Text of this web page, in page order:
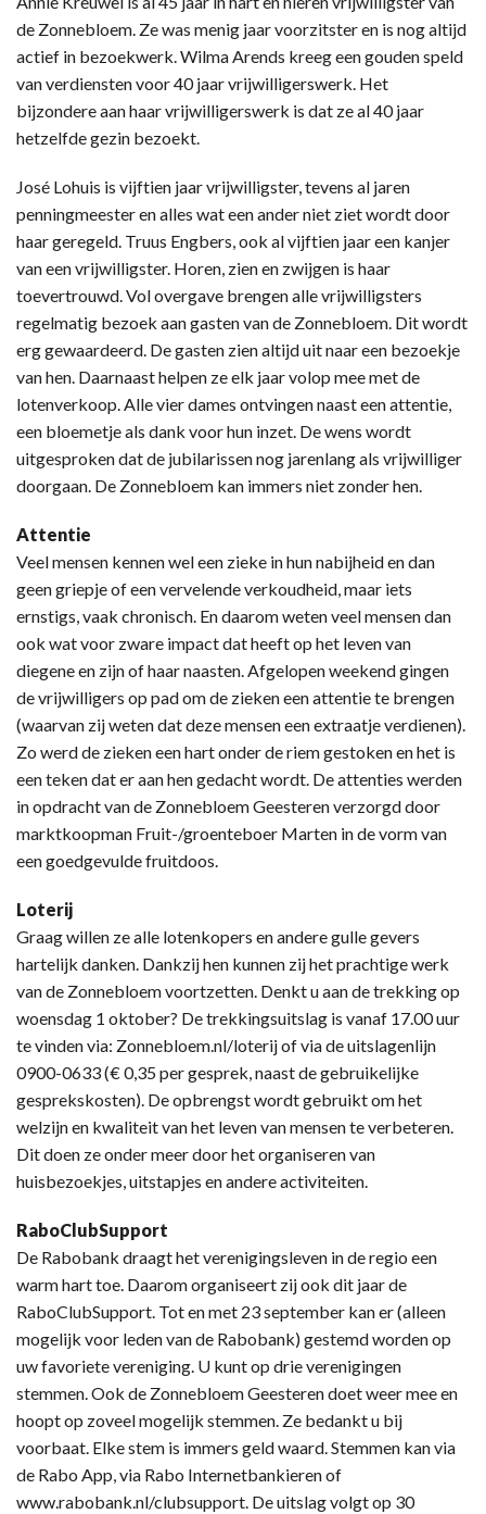
de Zonnebloem. Ze was menig jaar voorzitster en is nog altijd
actief in bezoekwerk. Wilma Arends kreeg een gouden speld
van verdiensten voor 40 jaar vrijwilligerswerk. Het
bijzondere aan haar vrijwilligerswerk is dat ze al 40 jaar
hetzelfde gezin bezoekt.
José Lohuis is vijftien jaar vrijwilligster, tevens al jaren
penningmeester en alles wat een ander niet ziet wordt door
haar geregeld. Truus Engbers, ook al vijftien jaar een kanjer
van een vrijwilligster. Horen, zien en zwijgen is haar
toevertrouwd. Vol overgave brengen alle vrijwilligsters
regelmatig bezoek aan gasten van de Zonnebloem. Dit wordt
erg gewaardeerd. De gasten zien altijd uit naar een bezoekje
van hen. Daarnaast helpen ze elk jaar volop mee met de
lotenverkoop. Alle vier dames ontvingen naast een attentie,
een bloemetje als dank voor hun inzet. De wens wordt
uitgesproken dat de jubilarissen nog jarenlang als vrijwilliger
doorgaan. De Zonnebloem kan immers niet zonder hen.
Attentie
Veel mensen kennen wel een zieke in hun nabijheid en dan
geen griepje of een vervelende verkoudheid, maar iets
ernstigs, vaak chronisch. En daarom weten veel mensen dan
ook wat voor zware impact dat heeft op het leven van
diegene en zijn of haar naasten. Afgelopen weekend gingen
de vrijwilligers op pad om de zieken een attentie te brengen
(waarvan zij weten dat deze mensen een extraatje verdienen).
Zo werd de zieken een hart onder de riem gestoken en het is
een teken dat er aan hen gedacht wordt. De attenties werden
in opdracht van de Zonnebloem Geesteren verzorgd door
marktkoopman Fruit-/groenteboer Marten in de vorm van
een goedgevulde fruitdoos.
Loterij
Graag willen ze alle lotenkopers en andere gulle gevers
hartelijk danken. Dankzij hen kunnen zij het prachtige werk
van de Zonnebloem voortzetten. Denkt u aan de trekking op
woensdag 1 oktober? De trekkingsuitslag is vanaf 17.00 uur
te vinden via: Zonnebloem.nl/loterij of via de uitslagenlijn
0900-0633 (€ 0,35 per gesprek, naast de gebruikelijke
gesprekskosten). De opbrengst wordt gebruikt om het
welzijn en kwaliteit van het leven van mensen te verbeteren.
Dit doen ze onder meer door het organiseren van
huisbezoekjes, uitstapjes en andere activiteiten.
RaboClubSupport
De Rabobank draagt het verenigingsleven in de regio een
warm hart toe. Daarom organiseert zij ook dit jaar de
RaboClubSupport. Tot en met 23 september kan er (alleen
mogelijk voor leden van de Rabobank) gestemd worden op
uw favoriete vereniging. U kunt op drie verenigingen
stemmen. Ook de Zonnebloem Geesteren doet weer mee en
hoopt op zoveel mogelijk stemmen. Ze bedankt u bij
voorbaat. Elke stem is immers geld waard. Stemmen kan via
de Rabo App, via Rabo Internetbankieren of
www.rabobank.nl/clubsupport. De uitslag volgt op 30